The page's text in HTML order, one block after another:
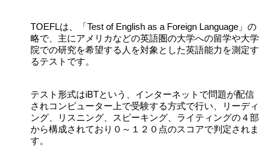
TOEFLは、「Test of English as a Foreign Language」の
略で、主にアメリカなどの英語圏の大学への留学や大学
院での研究を希望する人を対象とした英語能力を測定す
るテストです。
テスト形式はiBTという、インターネットで問題が配信
されコンピューター上で受験する方式で行い、リーディ
ング、リスニング、スピーキング、ライティングの４部
から構成されており０～１２０点のスコアで判定されま
す。